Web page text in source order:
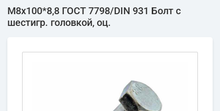
М8х100*8,8 ГОСТ 7798/DIN 931 Болт с
шестигр. головкой, оц.